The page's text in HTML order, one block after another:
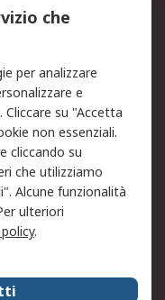
Privacy -
d'uso
generali di
che
per analizzare
e
Cliccare su "Accetta
non essenziali.
cliccando su
che utilizziamo
Alcune funzionalità
ulteriori
.